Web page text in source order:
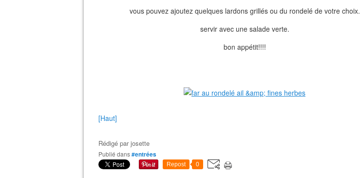
vous pouvez ajoutez quelques lardons grillés ou du rondelé de votre choix.
servir avec une salade verte.
bon appétit!!!!
[Haut]
Rédigé parjosette
Publié dans#entrées
Repost 0